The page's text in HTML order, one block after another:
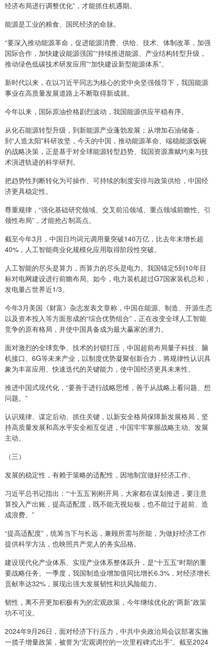
经济布局进行调整优化”，才能抓住机遇期。
能源是工业的粮食、国民经济的命脉。
“要深入推动能源革命，促进能源消费、供给、技术、体制改革，加强
国际合作，加快建设能源强国”“持续推进能源、产业结构转型升级，
推动绿色低碳技术研发应用”“加快建设新型能源体系”。
新时代以来，在以习近平同志为核心的党中央坚强领导下，我国能源
事业在高质量发展道路上不断取得新成就。
今年以来，国际原油价格剧烈波动，我国能源供应平稳有序。
从化石能源转型升级，到新能源产业蓬勃发展；从增加石油储备，
到“人造太阳”科研攻坚，今天的中国，推动能源革命、端稳能源饭碗
的战略决策，正是基于对全球能源转型趋势、我国资源禀赋约束与技
术演进轨迹的科学研判。
把趋势性判断转化为可操作、可持续的制度安排与政策供给，中国经
济更具稳定性。
尊重规律，“强化基础研究领域、交叉前沿领域、重点领域前瞻性、引
领性布局”，才能抢占制高点。
截至今年3月，中国日均词元调用量突破140万亿，比去年末增长超
40%，人工智能商业化规模化应用取得阶段性突破。
人工智能的尽头是算力，而算力的尽头是电力。我国锚定5到10年目
标对电网建设进行前瞻布局。如今，电力装机超过G7国家装机总和，
发电量占世界近1/3。
今年3月美国《财富》杂志发表文章称，中国在能源、制造、开源生态
以及资本投入等方面形成的“综合优势组合”，正在改变全球人工智能
竞争的原有格局，并使中国具备成为最大赢家的潜力。
面对激烈的全球竞争、技术的封锁打压，中国超前布局量子科技、脑
机接口、6G等未来产业，以制度优势凝聚创新合力，将规律性认识具
象为丰富应用、快速迭代的关键能力，使中国经济更具未来性。
推进中国式现代化，“要善于进行战略思维，善于从战略上看问题、想
问题。”
认识规律、谋定后动、抓住关键，以新安全格局保障新发展格局，坚
持高质量发展和高水平安全相互促进，中国牢牢掌握战略主动、发展
主动。
（三）
发展的稳定性，有赖于策略的适配性，因地制宜做好经济工作。
习近平总书记指出：“‘十五五’刚刚开局，大家都在谋划推进，要注意
算投入产出账，提高适配度，既不能无视短板，也不能过于超前、造
成浪费。”
“提高适配度”，统筹当下与长远，兼顾所需与所能，为做好经济工作
提供科学方法，也映照共产党人的务实品格。
建设现代化产业体系、实现产业体系整体跃升，是“十五五”时期的重
要战略任务。一季度，我国制造业增加值同比增长6.3%，对经济增长
贡献率达32%，展现出强大发展韧性和抗风险能力。
韧性，离不开更加积极有为的宏观政策，今年继续优化的“两新”政策
功不可没。
2024年9月26日，面对经济下行压力，中共中央政治局会议部署实施
一揽子增量政策，被誉为“宏观调控的一次里程碑式出手”。截至2024